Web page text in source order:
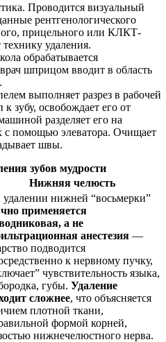
Проводится визуальный
рентгенологического
прицельного или КЛКТ-
удаления.
обрабатывается
шприцом вводит в область
выполняет разрез в рабочей
к зубу, освобождает его от
разделяет его на
с помощью элеватора. Очищает
швы.
зубов мудрости
Нижняя челюсть
нижней “восьмерки”
применяется
а не
анестезия —
подводится
к нервному пучку,
чувствительность языка,
губы. Удаление
сложнее, что объясняется
плотной ткани,
формой корней,
нижнечелюстного нерва.